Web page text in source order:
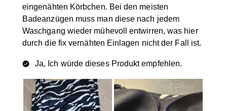
eingenähten Körbchen. Bei den meisten
Badeanzügen muss man diese nach jedem
Waschgang wieder mühevoll entwirren, was hier
durch die fix vernähten Einlagen nicht der Fall ist.
Ja, Ich würde dieses Produkt empfehlen.